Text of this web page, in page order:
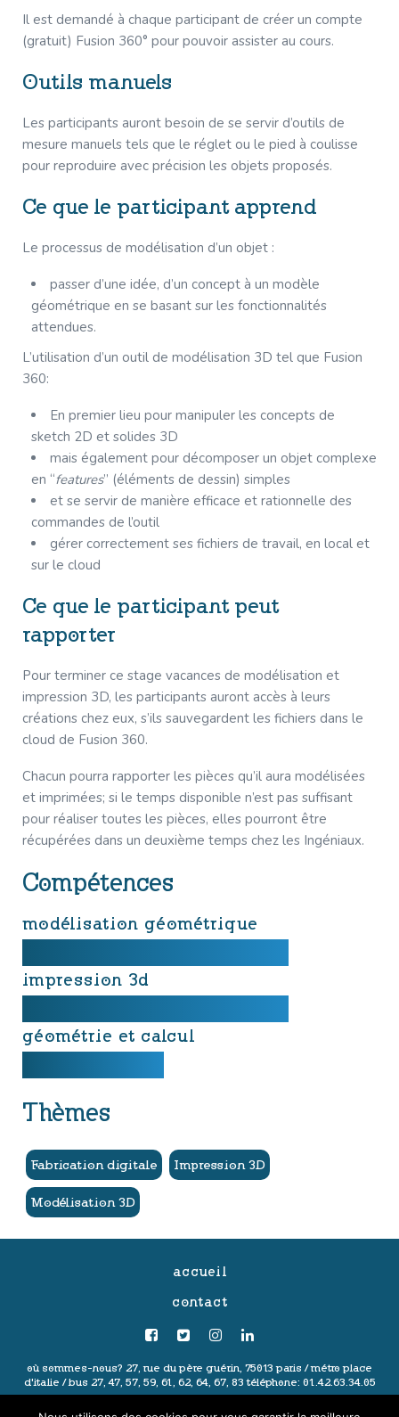
Il est demandé à chaque participant de créer un compte
(gratuit) Fusion 360° pour pouvoir assister au cours.
Outils manuels
Les participants auront besoin de se servir d’outils de
mesure manuels tels que le réglet ou le pied à coulisse
pour reproduire avec précision les objets proposés.
Ce que le participant apprend
Le processus de modélisation d’un objet :
passer d’une idée, d’un concept à un modèle
géométrique en se basant sur les fonctionnalités
attendues.
L’utilisation d’un outil de modélisation 3D tel que Fusion
360:
En premier lieu pour manipuler les concepts de
sketch 2D et solides 3D
mais également pour décomposer un objet complexe
en “features” (éléments de dessin) simples
et se servir de manière efficace et rationnelle des
commandes de l’outil
gérer correctement ses fichiers de travail, en local et
sur le cloud
Ce que le participant peut
rapporter
Pour terminer ce stage vacances de modélisation et
impression 3D, les participants auront accès à leurs
créations chez eux, s’ils sauvegardent les fichiers dans le
cloud de Fusion 360.
Chacun pourra rapporter les pièces qu’il aura modélisées
et imprimées; si le temps disponible n’est pas suffisant
pour réaliser toutes les pièces, elles pourront être
récupérées dans un deuxième temps chez les Ingéniaux.
Compétences
modélisation géométrique
impression 3d
géométrie et calcul
Thèmes
Fabrication digitale Impression 3D
Modélisation 3D
accueil
contact
où sommes-nous? 27, rue du père guérin, 75013 paris /métro place
d'italie / bus 27, 47, 57, 59, 61, 62, 64, 67, 83 téléphone: 01.42.63.34.05